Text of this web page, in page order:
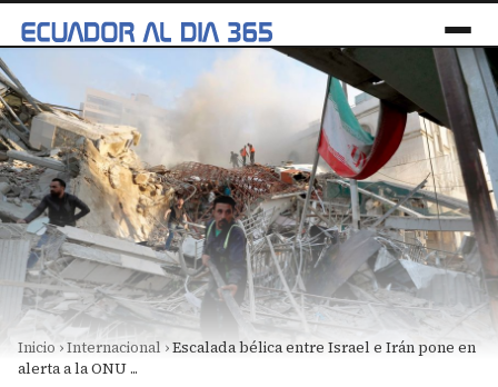
Inicio ›Internacional ›Escalada bélica entre Israel e Irán pone en
alerta a la ONU ...